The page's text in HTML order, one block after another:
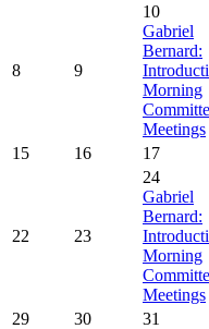
8 9
10
Gabriel
Bernard:
Morning
Meetings
15 16 17
22 23
24
Gabriel
Bernard:
Morning
Meetings
29 30 31